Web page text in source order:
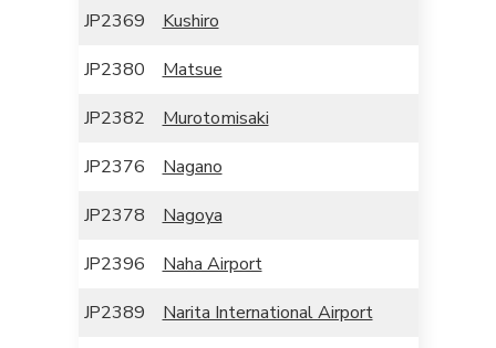
JP2369
Kushiro
JP2380
Matsue
JP2382
Murotomisaki
JP2376
Nagano
JP2378
Nagoya
JP2396
Naha Airport
JP2389
Narita International Airport